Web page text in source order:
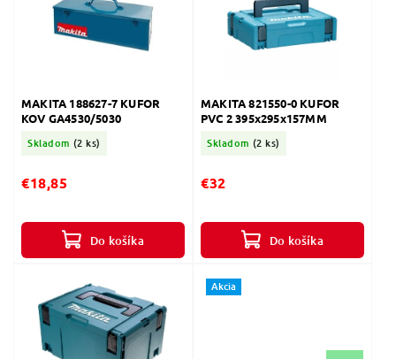
MAKITA 188627-7 KUFOR
KOV GA4530/5030
Skladom (2 ks)
€18,85
Do košíka
MAKITA 821550-0 KUFOR
PVC 2 395x295x157MM
Skladom (2 ks)
€32
Do košíka
Akcia